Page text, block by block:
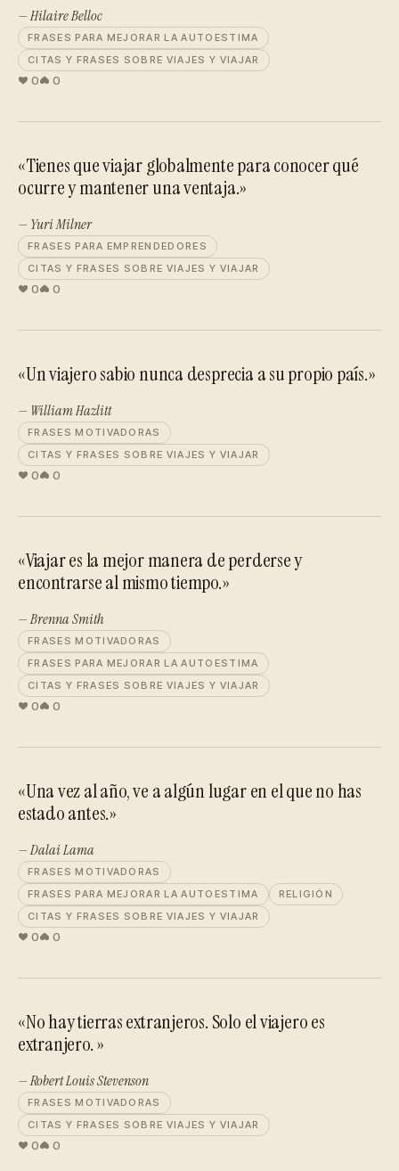
— Hilaire Belloc
FRASES PARA MEJORAR LA AUTOESTIMA
CITAS Y FRASES SOBRE VIAJES Y VIAJAR
0 0
«Tienes que viajar globalmente para conocer qué
ocurre y mantener una ventaja.»
— Yuri Milner
FRASES PARA EMPRENDEDORES
CITAS Y FRASES SOBRE VIAJES Y VIAJAR
0 0
«Un viajero sabio nunca desprecia a su propio país.»
— William Hazlitt
FRASES MOTIVADORAS
CITAS Y FRASES SOBRE VIAJES Y VIAJAR
0 0
«Viajar es la mejor manera de perderse y
encontrarse al mismo tiempo.»
— Brenna Smith
FRASES MOTIVADORAS
FRASES PARA MEJORAR LA AUTOESTIMA
CITAS Y FRASES SOBRE VIAJES Y VIAJAR
0 0
«Una vez al año, ve a algún lugar en el que no has
estado antes.»
— Dalai Lama
FRASES MOTIVADORAS
FRASES PARA MEJORAR LA AUTOESTIMA
RELIGIÓN
CITAS Y FRASES SOBRE VIAJES Y VIAJAR
0 0
«No hay tierras extranjeros. Solo el viajero es
extranjero. »
— Robert Louis Stevenson
FRASES MOTIVADORAS
CITAS Y FRASES SOBRE VIAJES Y VIAJAR
0 0